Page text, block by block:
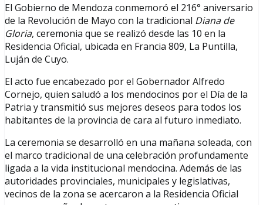
El Gobierno de Mendoza conmemoró el 216° aniversario
de la Revolución de Mayo con la tradicional Diana de
Gloria, ceremonia que se realizó desde las 10 en la
Residencia Oficial, ubicada en Francia 809, La Puntilla,
Luján de Cuyo.
El acto fue encabezado por el Gobernador Alfredo
Cornejo, quien saludó a los mendocinos por el Día de la
Patria y transmitió sus mejores deseos para todos los
habitantes de la provincia de cara al futuro inmediato.
La ceremonia se desarrolló en una mañana soleada, con
el marco tradicional de una celebración profundamente
ligada a la vida institucional mendocina. Además de las
autoridades provinciales, municipales y legislativas,
vecinos de la zona se acercaron a la Residencia Oficial